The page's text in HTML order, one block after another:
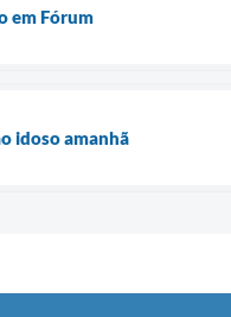
em Fórum
idoso amanhã